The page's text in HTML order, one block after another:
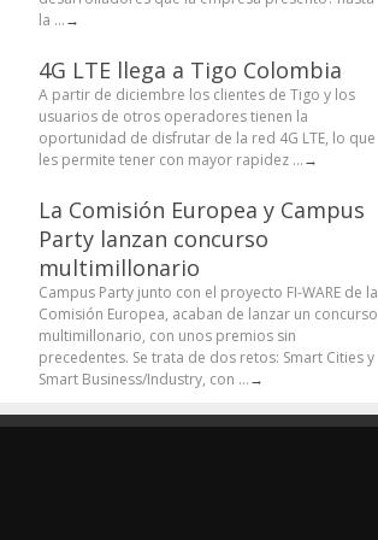
la ...→
4G LTE llega a Tigo Colombia
A partir de diciembre los clientes de Tigo y los
usuarios de otros operadores tienen la
oportunidad de disfrutar de la red 4G LTE, lo que
les permite tener con mayor rapidez ...→
La Comisión Europea y Campus
Party lanzan concurso
multimillonario
Campus Party junto con el proyecto FI-WARE de la
Comisión Europea, acaban de lanzar un concurso
multimillonario, con unos premios sin
precedentes. Se trata de dos retos: Smart Cities y
Smart Business/Industry, con ...→